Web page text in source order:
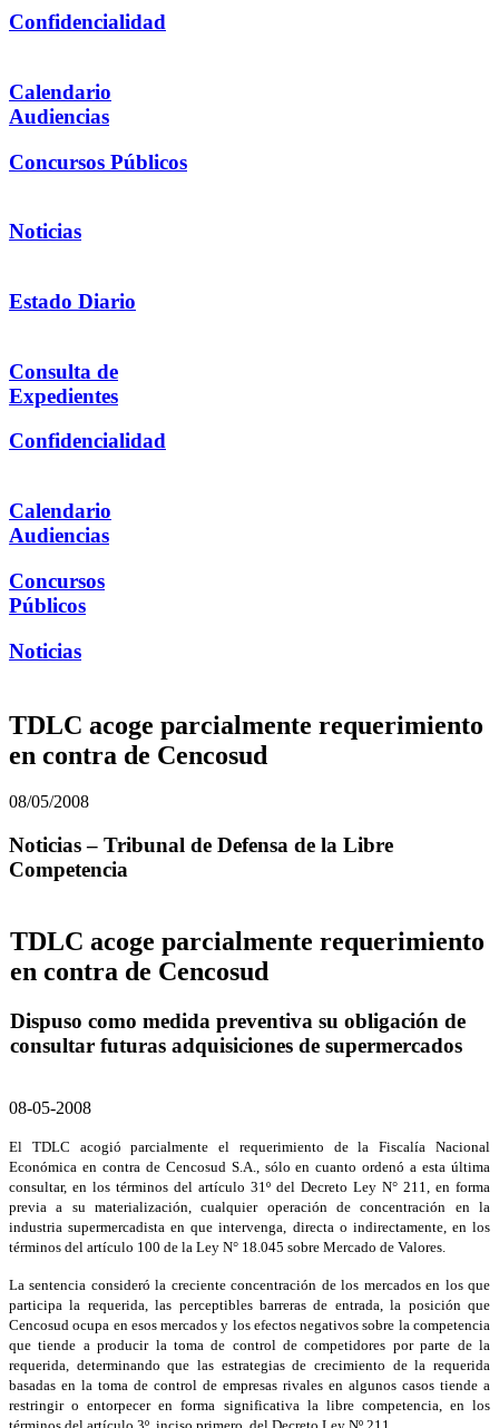
Confidencialidad
Calendario
Audiencias
Concursos Públicos
Noticias
Estado Diario
Consulta de
Expedientes
Confidencialidad
Calendario
Audiencias
Concursos
Públicos
Noticias
TDLC acoge parcialmente requerimiento
en contra de Cencosud
08/05/2008
Noticias – Tribunal de Defensa de la Libre
Competencia
TDLC acoge parcialmente requerimiento
en contra de Cencosud
Dispuso como medida preventiva su obligación de
consultar futuras adquisiciones de supermercados
08-05-2008
El TDLC acogió parcialmente el requerimiento de la Fiscalía Nacional
Económica en contra de Cencosud S.A., sólo en cuanto ordenó a esta última
consultar, en los términos del artículo 31º del Decreto Ley N° 211, en forma
previa a su materialización, cualquier operación de concentración en la
industria supermercadista en que intervenga, directa o indirectamente, en los
términos del artículo 100 de la Ley N° 18.045 sobre Mercado de Valores.
La sentencia consideró la creciente concentración de los mercados en los que
participa la requerida, las perceptibles barreras de entrada, la posición que
Cencosud ocupa en esos mercados y los efectos negativos sobre la competencia
que tiende a producir la toma de control de competidores por parte de la
requerida, determinando que las estrategias de crecimiento de la requerida
basadas en la toma de control de empresas rivales en algunos casos tiende a
restringir o entorpecer en forma significativa la libre competencia, en los